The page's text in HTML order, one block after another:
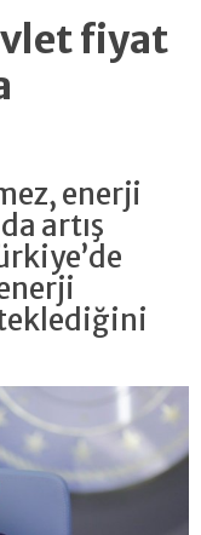
fiyat
enerji
artış